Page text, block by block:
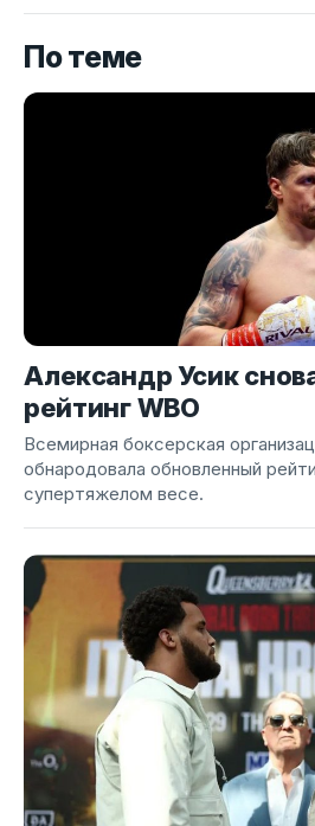
По теме
Александр Усик
рейтинг WBO
Всемирная боксерская
обнародовала обновленный
супертяжелом весе.